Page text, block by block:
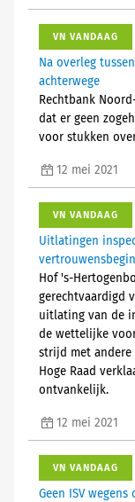
VN VANDAAG
Na overleg
achterwege
Rechtbank
dat er geen
voor stukken
12 mei 2021
VN VANDAAG
Uitlatingen
Hof 's-
gerechtvaardigd
uitlating van de
de wettelijke
strijd met andere
Hoge Raad
ontvankelijk.
12 mei 2021
VN VANDAAG
Geen ISV